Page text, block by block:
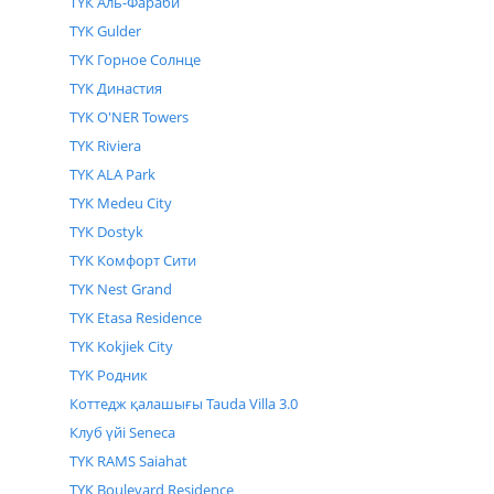
1-бөлм. 56.3 м²
2-бөлм. 80.9 м²
3-бөлм. 114.8 м²Кері қоңырауға тапсырыс беру
ТҮК Gulder
ТҮК Горное Солнце
ТҮК Династия
ТҮК O'NER Towers
ТҮК Riviera
ТҮК ALA Park
ТҮК Medeu City
ТҮК Dostyk
ТҮК Комфорт Сити
ТҮК Nest Grand
ТҮК Etasa Residence
ТҮК Kokjiek City
ТҮК Родник
Коттедж қалашығы Tauda Villa 3.0
Клуб үйі Seneca
ТҮК RAMS Saiahat
ТҮК Boulevard Residence